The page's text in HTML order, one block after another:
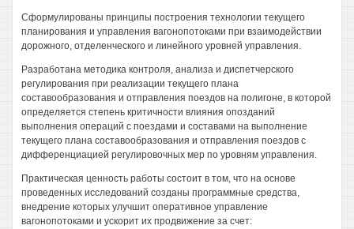
Сформулированы принципы построения технологии текущего
планирования и управления вагонопотоками при взаимодействии
дорожного, отделенческого и линейного уровней управления.
Разработана методика контроля, анализа и диспетчерского
регулирования при реализации текущего плана
составообразования и отправления поездов на полигоне, в которой
определяется степень критичности влияния опозданий
выполнения операций с поездами и составами на выполнение
текущего плана составообразования и отправления поездов с
дифференциацией регулировочных мер по уровням управления.
Практическая ценность работы состоит в том, что на основе
проведенных исследований созданы программные средства,
внедрение которых улучшит оперативное управление
вагонопотоками и ускорит их продвижение за счет: